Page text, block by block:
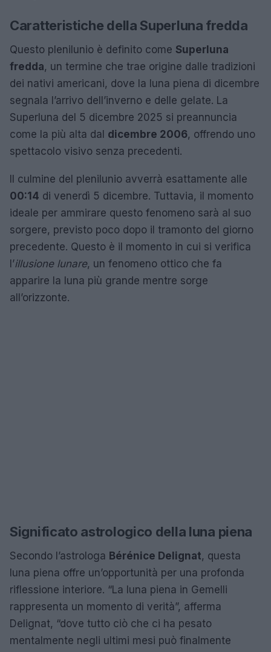
Caratteristiche della Superluna fredda
Questo plenilunio è definito come Superluna
fredda, un termine che trae origine dalle tradizioni
dei nativi americani, dove la luna piena di dicembre
segnala l’arrivo dell’inverno e delle gelate. La
Superluna del 5 dicembre 2025 si preannuncia
come la più alta dal dicembre 2006, offrendo uno
spettacolo visivo senza precedenti.
Il culmine del plenilunio avverrà esattamente alle
00:14 di venerdì 5 dicembre. Tuttavia, il momento
ideale per ammirare questo fenomeno sarà al suo
sorgere, previsto poco dopo il tramonto del giorno
precedente. Questo è il momento in cui si verifica
l’illusione lunare, un fenomeno ottico che fa
apparire la luna più grande mentre sorge
all’orizzonte.
Significato astrologico della luna piena
Secondo l’astrologa Bérénice Delignat, questa
luna piena offre un’opportunità per una profonda
riflessione interiore. “La luna piena in Gemelli
rappresenta un momento di verità”, afferma
Delignat, “dove tutto ciò che ci ha pesato
mentalmente negli ultimi mesi può finalmente